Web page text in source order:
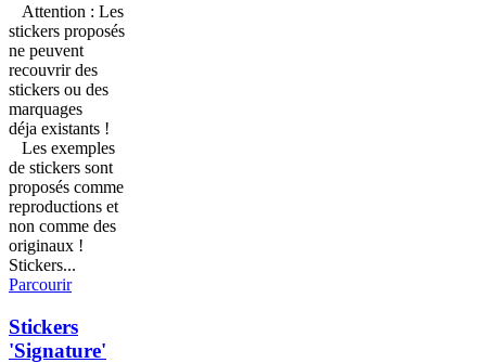
Attention : Les
stickers proposés
ne peuvent
recouvrir des
stickers ou des
marquages
déja existants !
Les exemples
de stickers sont
proposés comme
reproductions et
non comme des
originaux !
Stickers...
Parcourir
Stickers
'Signature'